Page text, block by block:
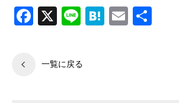
Facebook
X LineHatena
Email
一覧に戻る